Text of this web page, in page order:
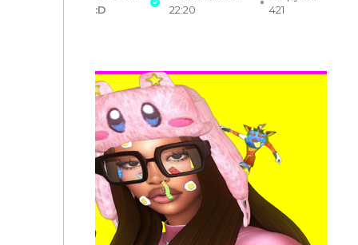
:D
22:20
421